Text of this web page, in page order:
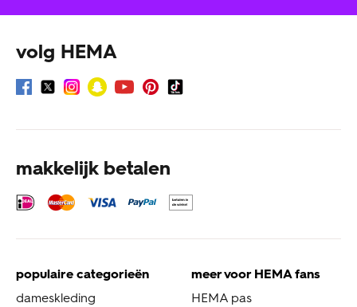
volg HEMA
makkelijk betalen
populaire categorieën
dameskleding
meer voor HEMA fans
HEMA pas